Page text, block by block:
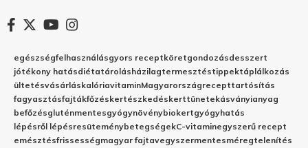
egészségfelhasználásgyors receptköretgondozásdesszert
jótékony hatásdiétatárolásházilagtermesztéstippektáplálkozás
ültetésvásárláskalóriavitaminMagyarországrecepttartósítás
fagyasztásfajtákfőzéskertészkedéskerttünetekásványianyag
befőzésgluténmentesgyógynövénybiokertgyógyhatás
lépésről lépésresüteménybetegségekC-vitaminegyszerű recept
emésztésfrissességmagyar fajtavegyszermentesméregtelenítés